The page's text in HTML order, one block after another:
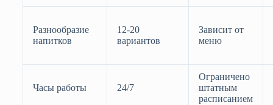
Разнообразие
напитков
12-20
вариантов
Зависит от
меню
Часы работы 24/7
Ограничено
штатным
расписанием